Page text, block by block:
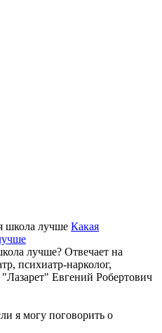
Какая
лучше? Отвечает на
психиатр-нарколог,
Евгений Робертович